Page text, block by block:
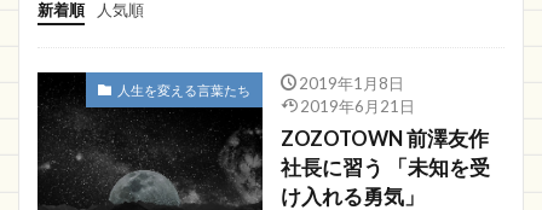
新着順 人気順
人生を変える言葉たち
2019年1月8日
2019年6月21日
ZOZOTOWN 前澤友作
社長に習う 「未知を受
け入れる勇気」